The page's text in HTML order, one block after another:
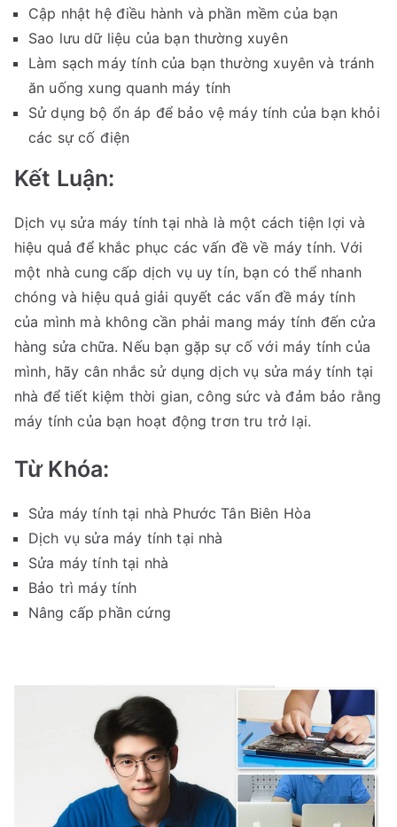
Cập nhật hệ điều hành và phần mềm của bạn
Sao lưu dữ liệu của bạn thường xuyên
Làm sạch máy tính của bạn thường xuyên và tránh
ăn uống xung quanh máy tính
Sử dụng bộ ổn áp để bảo vệ máy tính của bạn khỏi
các sự cố điện
Kết Luận:
Dịch vụ sửa máy tính tại nhà là một cách tiện lợi và
hiệu quả để khắc phục các vấn đề về máy tính. Với
một nhà cung cấp dịch vụ uy tín, bạn có thể nhanh
chóng và hiệu quả giải quyết các vấn đề máy tính
của mình mà không cần phải mang máy tính đến cửa
hàng sửa chữa. Nếu bạn gặp sự cố với máy tính của
mình, hãy cân nhắc sử dụng dịch vụ sửa máy tính tại
nhà để tiết kiệm thời gian, công sức và đảm bảo rằng
máy tính của bạn hoạt động trơn tru trở lại.
Từ Khóa:
Sửa máy tính tại nhà Phước Tân Biên Hòa
Dịch vụ sửa máy tính tại nhà
Sửa máy tính tại nhà
Bảo trì máy tính
Nâng cấp phần cứng